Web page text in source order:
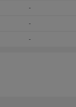
-
-
-